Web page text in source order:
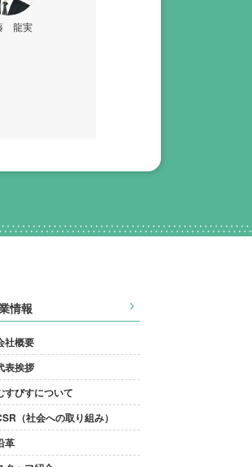
龍実
情報
社概要
表挨拶
すびすについて
（社会への取り組み）
革